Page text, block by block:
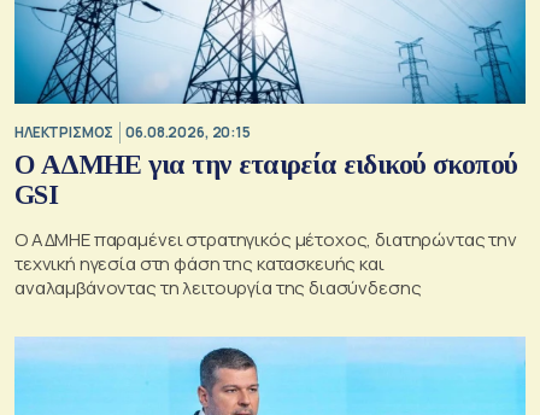
ΗΛΕΚΤΡΙΣΜΟΣ 06.08.2026, 20:15
O ΑΔΜΗΕ για την εταιρεία ειδικού σκοπού
GSI
O ΑΔΜΗΕ παραμένει στρατηγικός μέτοχος, διατηρώντας την
τεχνική ηγεσία στη φάση της κατασκευής και
αναλαμβάνοντας τη λειτουργία της διασύνδεσης